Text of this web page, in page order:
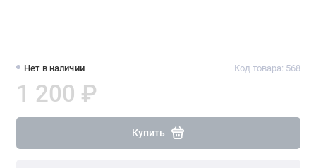
Нет в наличии Код товара: 568
1 200 ₽
Купить